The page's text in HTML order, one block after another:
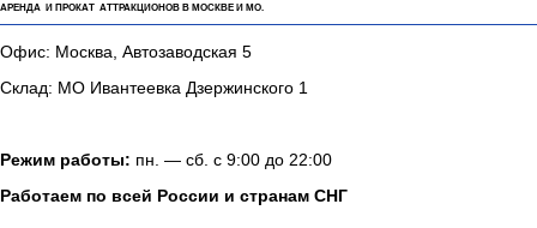
АРЕНДА И ПРОКАТ АТТРАКЦИОНОВ В МОСКВЕ И МО.
Офис: Москва, Автозаводская 5
Склад: МО Ивантеевка Дзержинского 1
Режим работы: пн. — сб. с 9:00 до 22:00
Работаем по всей России и странам СНГ